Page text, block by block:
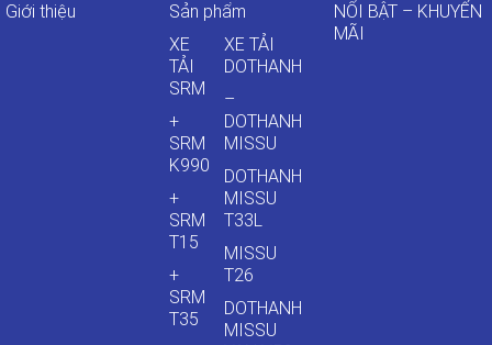
Giới thiệu
Sản phẩm
XE
TẢI
SRM
+
SRM
K990
+
SRM
T15
+
SRM
T35
XE TẢI
DOTHANH
–
DOTHANH
MISSU
DOTHANH
MISSU
T33L
MISSU
T26
DOTHANH
MISSU
NỔI BẬT – KHUYẾN
MÃI